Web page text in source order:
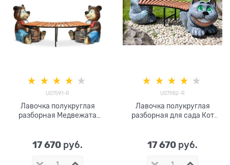
U07591-R
Лавочка полукруглая
разборная Медвежата
17 670 руб.
U07982-R
Лавочка полукруглая
разборная для сада Кот
17 670 руб.